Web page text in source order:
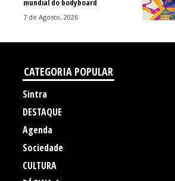
mundial do bodyboard
7 de Agosto, 2026
CATEGORIA POPULAR
Sintra
DESTAQUE
Agenda
Sociedade
CULTURA